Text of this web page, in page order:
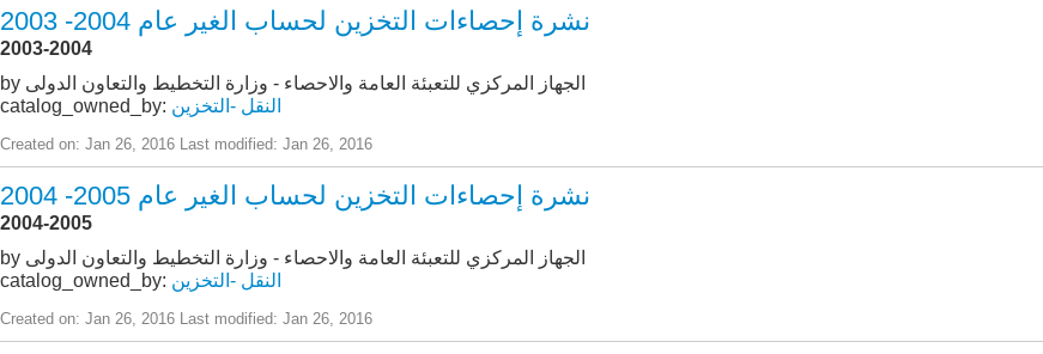
نشرة إحصاءات التخزين لحساب الغير عام 2004- 2003
2003-2004
by الجهاز المركزي للتعبئة العامة والاحصاء - وزارة التخطيط والتعاون الدولى
catalog_owned_by: النقل -التخزين
Created on: Jan 26, 2016 Last modified: Jan 26, 2016
نشرة إحصاءات التخزين لحساب الغير عام 2005- 2004
2004-2005
by الجهاز المركزي للتعبئة العامة والاحصاء - وزارة التخطيط والتعاون الدولى
catalog_owned_by: النقل -التخزين
Created on: Jan 26, 2016 Last modified: Jan 26, 2016